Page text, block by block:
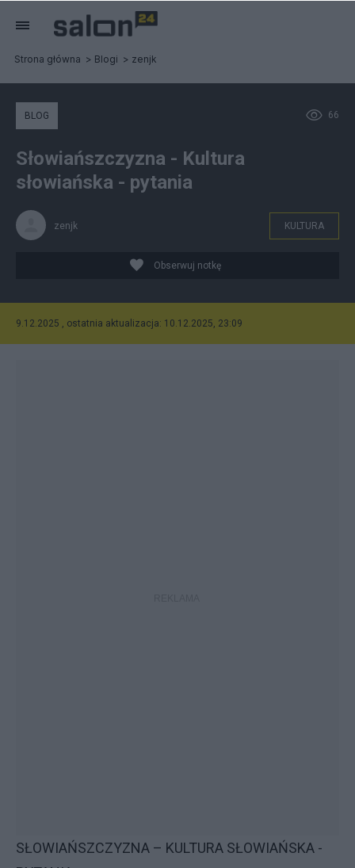
Strona główna Blogi zenjk
66
BLOG
Słowiańszczyzna - Kultura
słowiańska - pytania
zenjk KULTURA
Obserwuj notkę
9.12.2025 , ostatnia aktualizacja: 10.12.2025, 23:09
SŁOWIAŃSZCZYZNA – KULTURA SŁOWIAŃSKA -